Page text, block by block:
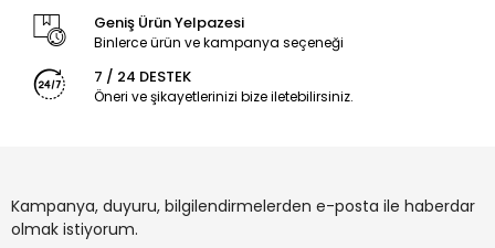
Geniş Ürün Yelpazesi
Binlerce ürün ve kampanya seçeneği
7 / 24 DESTEK
Öneri ve şikayetlerinizi bize iletebilirsiniz.
Kampanya, duyuru, bilgilendirmelerden e-posta ile haberdar
olmak istiyorum.